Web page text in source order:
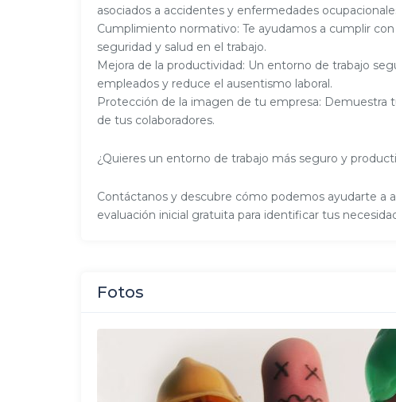
asociados a accidentes y enfermedades
Cumplimiento normativo: Te ayudamos a cumplir
seguridad y salud en el trabajo.
Mejora de la productividad: Un entorno de trabajo
empleados y reduce el ausentismo laboral.
Protección de la imagen de tu empresa: Demuestra
de tus colaboradores.
¿Quieres un entorno de trabajo más seguro y
Contáctanos y descubre cómo podemos ayudarte a
evaluación inicial gratuita para identificar tus
Fotos